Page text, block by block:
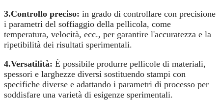
3.Controllo preciso: in grado di controllare con precisione
i parametri del soffiaggio della pellicola, come
temperatura, velocità, ecc., per garantire l'accuratezza e la
ripetibilità dei risultati sperimentali.
4.Versatilità: È possibile produrre pellicole di materiali,
spessori e larghezze diversi sostituendo stampi con
specifiche diverse e adattando i parametri di processo per
soddisfare una varietà di esigenze sperimentali.